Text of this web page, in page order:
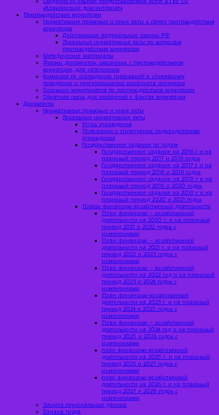
«Клявлинский дом-интернат»
Противодействие коррупции
Нормативные правовые и иные акты в сфере противодействия
коррупции
Действующие федеральные законы РФ
Локальные нормативные акты по вопросам
противодействия коррупции
Методические материалы
Формы документов, связанных с противодействием
коррупции, для заполнения
Комиссия по соблюдению требований к служебному
поведению и урегулированию конфликта интересов
Основные мероприятия по противодействию коррупции
Обратная связь для сообщений о фактах коррупции
Документы
Нормативные правовые и иные акты
Локальные нормативные акты
Устав учреждения
Положение о структурных подразделениях
учреждения
Государственное задание по годам
Государственное задание на 2016 г и на
плановый период 2017 и 2018 годов
Государственное задание на 2017 г и на
плановый период 2018 и 2019 годов
Государственное задание на 2018 г и на
плановый период 2019 и 2020 годов
Государственное задание на 2019 г и на
плановый период 2020 и 2021 годов
Планы финансово-хозяйственной деятельности
План финансово – хозяйственной
деятельности на 2020 г. и на плановый
период 2021 и 2022 годов с
изменениями
План финансово – хозяйственной
деятельности на 2021 г. и на плановый
период 2022 и 2023 годов с
изменениями
План финансово – хозяйственной
деятельности на 2022 год и на плановый
период 2023 и 2024 годов с
изменениями
План финансово-хозяйственной
деятельности на 2023 г. и на плановый
период 2024 и 2025 годов с
изменениями
План финансово – хозяйственной
деятельности на 2024 год и на плановый
период 2025 и 2026 годов с
изменениями
план финансово-хозяйственной
деятельности на 2025 г. и на плановый
период 2026 и 2027 годов с
изменениями
план финансово-хозяйственной
деятельности на 2026 г. и на плановый
период 2027 и 2028 годов с
изменениями
Защита персональных данных
Охрана труда